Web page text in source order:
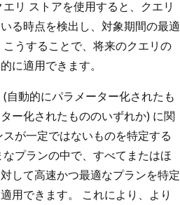
リ ストアを使用すると、クエリ
る時点を検出し、対象期間の最適
うすることで、将来のクエリの
に適用できます。
自動的にパラメーター化されたも
ー化されたもののいずれか) に関
が一定ではないものを特定する
プランの中で、すべてまたはほ
して高速かつ最適なプランを特定
用できます。 これにより、より